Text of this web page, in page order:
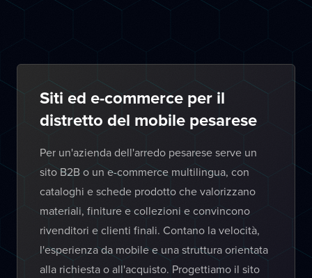
Siti ed e-commerce per il
distretto del mobile pesarese
Per un'azienda dell'arredo pesarese serve un
sito B2B o un e-commerce multilingua, con
cataloghi e schede prodotto che valorizzano
materiali, finiture e collezioni e convincono
rivenditori e clienti finali. Contano la velocità,
l'esperienza da mobile e una struttura orientata
alla richiesta o all'acquisto. Progettiamo il sito